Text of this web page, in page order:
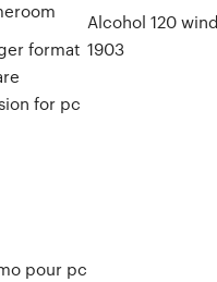
format
for pc
Alcohol 120
1903
pour pc